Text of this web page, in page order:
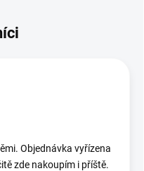
Objednávka vyřízena
zde nakoupím i příště.